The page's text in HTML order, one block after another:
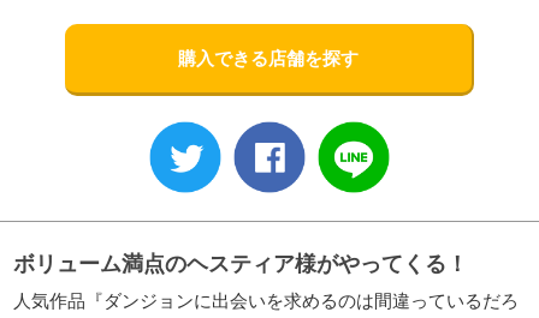
購入できる店舗を探す
ボリューム満点のヘスティア様がやってくる！
人気作品『ダンジョンに出会いを求めるのは間違っているだろ